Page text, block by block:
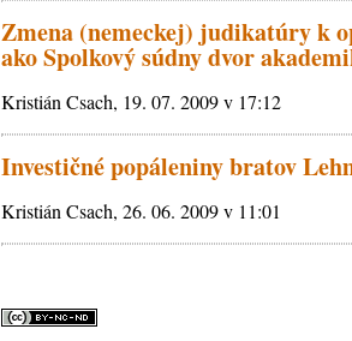
Zmena (nemeckej) judikatúry k
ako Spolkový súdny dvor
Kristián Csach, 19. 07. 2009 v 17:12
Investičné popáleniny bratov
Kristián Csach, 26. 06. 2009 v 11:01